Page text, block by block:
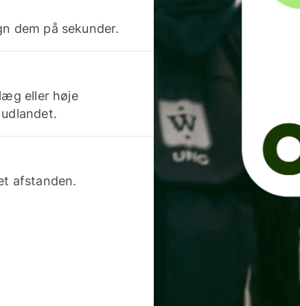
dem på sekunder.
eller høje
afstanden.